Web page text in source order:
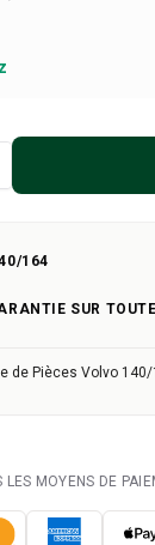
164
SUR
de Pièces Volvo
LES MOYENS DE